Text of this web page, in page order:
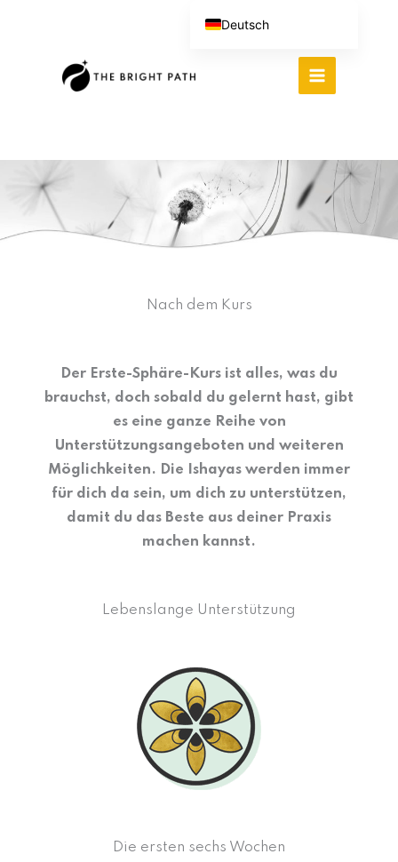
Nach dem Kurs
Der Erste-Sphäre-Kurs ist alles, was du
brauchst, doch sobald du gelernt hast, gibt
es eine ganze Reihe von
Unterstützungsangeboten und weiteren
Möglichkeiten. Die Ishayas werden immer
für dich da sein, um dich zu unterstützen,
damit du das Beste aus deiner Praxis
machen kannst.
Lebenslange Unterstützung
Die ersten sechs Wochen
Deutsch